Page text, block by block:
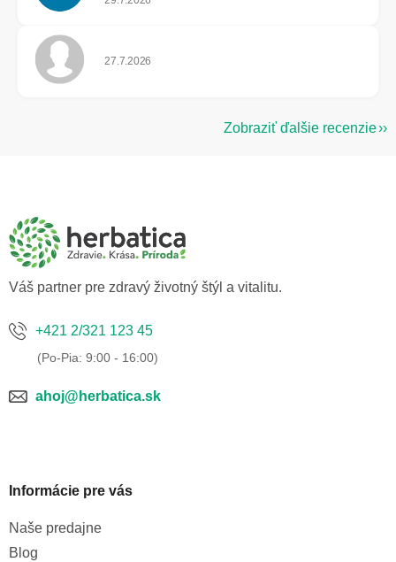
Hodnotenie obchodu je 5 z 5 hviezdičiek.
27.7.2026
Zobraziť ďalšie recenzie
Váš partner pre zdravý životný štýl a vitalitu.
+421 2/321 123 45
ahoj@herbatica.sk
Informácie pre vás
Naše predajne
Blog